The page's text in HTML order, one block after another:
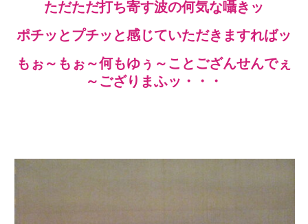
ただただ打ち寄す波の何気な囁きッ
ポチッとプチッと感じていただきますればッ
もぉ～もぉ～何もゆぅ～ことござんせんでぇ
～ござりまふッ・・・